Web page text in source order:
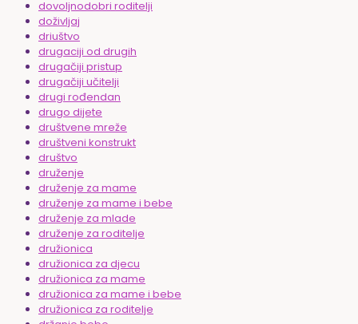
dovoljnodobri roditelji
doživljaj
driuštvo
drugaciji od drugih
drugačiji pristup
drugačiji učitelji
drugi rođendan
drugo dijete
društvene mreže
društveni konstrukt
društvo
druženje
druženje za mame
druženje za mame i bebe
druženje za mlade
druženje za roditelje
družionica
družionica za djecu
družionica za mame
družionica za mame i bebe
družionica za roditelje